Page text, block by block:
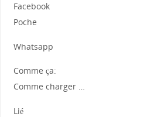
Facebook
Poche
Whatsapp
Comme ça:
Comme charger …
Lié